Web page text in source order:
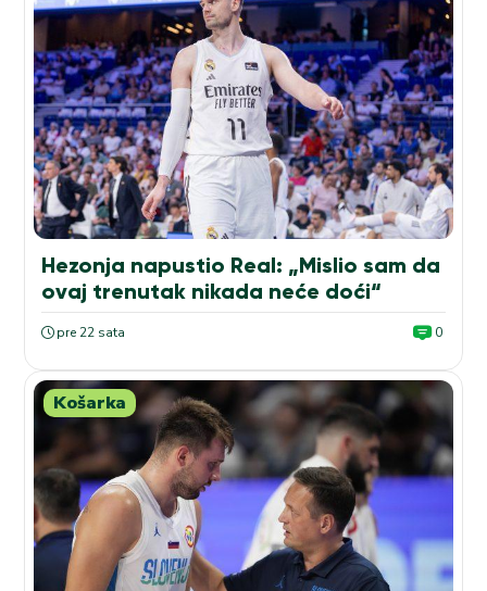
Hezonja napustio Real: „Mislio sam da
ovaj trenutak nikada neće doći“
pre 22 sata 0
Košarka